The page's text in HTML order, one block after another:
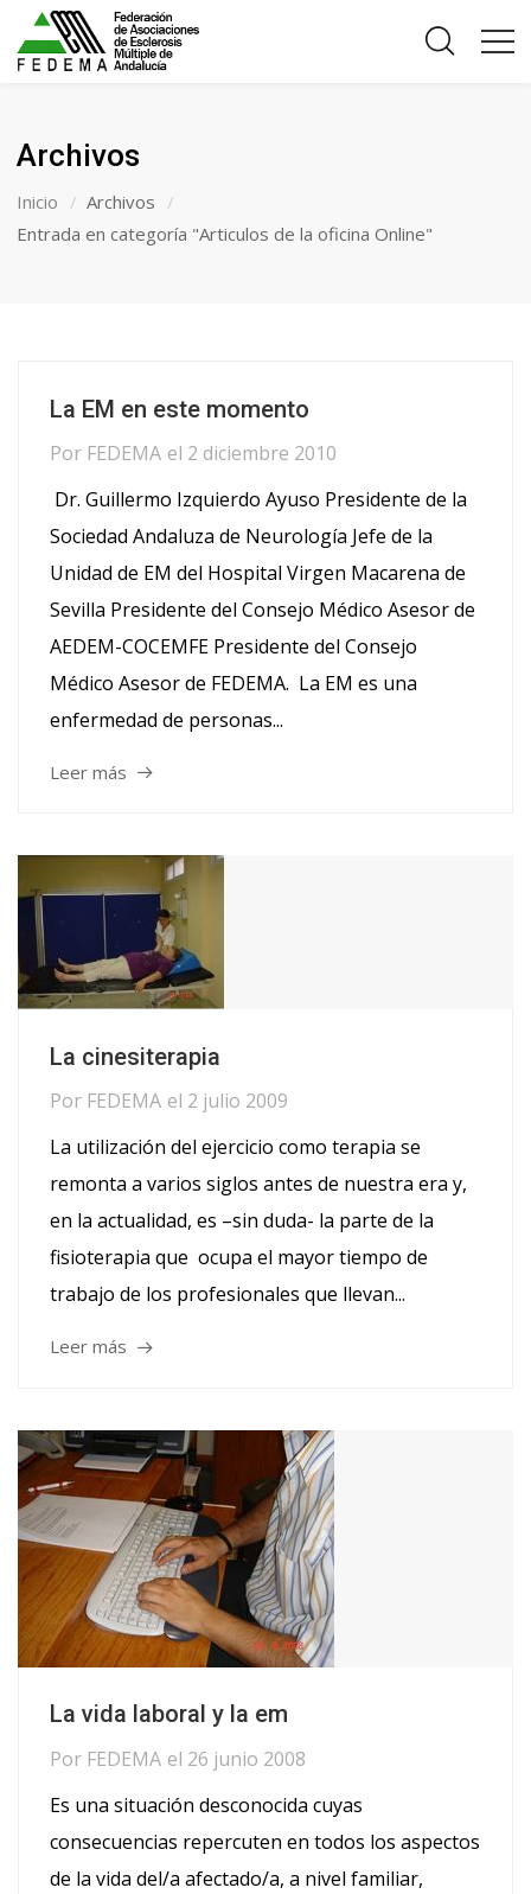
Archivos
Inicio
Archivos
Entrada en categoría "Articulos de la oficina Online"
La EM en este momento
Por FEDEMA el 2 diciembre 2010
Dr. Guillermo Izquierdo Ayuso Presidente de la
Sociedad Andaluza de Neurología Jefe de la
Unidad de EM del Hospital Virgen Macarena de
Sevilla Presidente del Consejo Médico Asesor de
AEDEM-COCEMFE Presidente del Consejo
Médico Asesor de FEDEMA. La EM es una
enfermedad de personas...
Leer más
La cinesiterapia
Por FEDEMA el 2 julio 2009
La utilización del ejercicio como terapia se
remonta a varios siglos antes de nuestra era y,
en la actualidad, es –sin duda- la parte de la
fisioterapia que ocupa el mayor tiempo de
trabajo de los profesionales que llevan...
Leer más
La vida laboral y la em
Por FEDEMA el 26 junio 2008
Es una situación desconocida cuyas
consecuencias repercuten en todos los aspectos
de la vida del/a afectado/a, a nivel familiar,